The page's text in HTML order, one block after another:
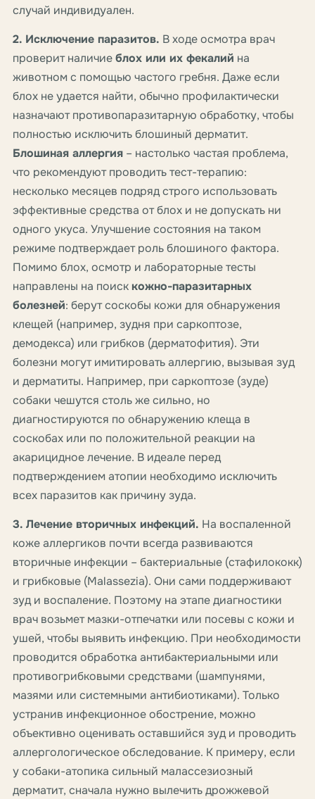
случай индивидуален.
2. Исключение паразитов. В ходе осмотра врач
проверит наличиеблох или их фекалий на
животном с помощью частого гребня. Даже если
блох не удается найти, обычно профилактически
назначают противопаразитарную обработку, чтобы
полностью исключить блошиный дерматит.
Блошиная аллергия – настолько частая проблема,
что рекомендуют проводить тест-терапию:
несколько месяцев подряд строго использовать
эффективные средства от блох и не допускать ни
одного укуса. Улучшение состояния на таком
режиме подтверждает роль блошиного фактора.
Помимо блох, осмотр и лабораторные тесты
направлены на поиск кожно-паразитарных
болезней: берут соскобы кожи для обнаружения
клещей (например, зудня при саркоптозе,
демодекса) или грибков (дерматофития). Эти
болезни могут имитировать аллергию, вызывая зуд
и дерматиты. Например, при саркоптозе (зуде)
собаки чешутся столь же сильно, но
диагностируются по обнаружению клеща в
соскобах или по положительной реакции на
акарицидное лечение. В идеале перед
подтверждением атопии необходимо исключить
всех паразитов как причину зуда.
3. Лечение вторичных инфекций. На воспаленной
коже аллергиков почти всегда развиваются
вторичные инфекции – бактериальные (стафилококк)
и грибковые (Malassezia). Они сами поддерживают
зуд и воспаление. Поэтому на этапе диагностики
врач возьмет мазки-отпечатки или посевы с кожи и
ушей, чтобы выявить инфекцию. При необходимости
проводится обработка антибактериальными или
противогрибковыми средствами (шампунями,
мазями или системными антибиотиками). Только
устранив инфекционное обострение, можно
объективно оценивать оставшийся зуд и проводить
аллергологическое обследование. К примеру, если
у собаки-атопика сильный малассезиозный
дерматит, сначала нужно вылечить дрожжевой